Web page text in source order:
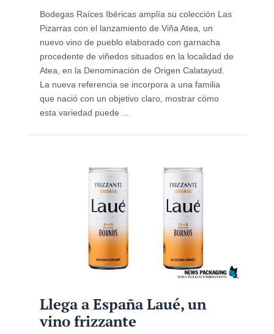
Bodegas Raíces Ibéricas amplía su colección Las
Pizarras con el lanzamiento de Viña Atea, un
nuevo vino de pueblo elaborado con garnacha
procedente de viñedos situados en la localidad de
Atea, en la Denominación de Origen Calatayud.
La nueva referencia se incorpora a una familia
que nació con un objetivo claro, mostrar cómo
esta variedad puede ...
Llega a España Laué, un
vino frizzante